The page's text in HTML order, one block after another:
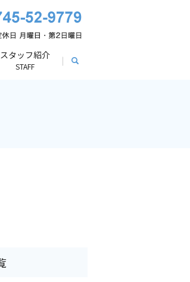
スタッフ紹介
STAFF search